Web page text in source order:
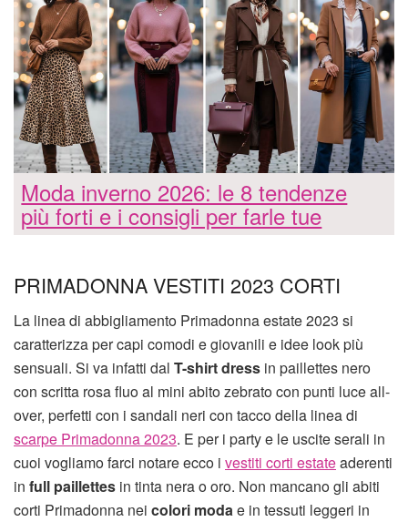
Moda inverno 2026: le 8 tendenze
più forti e i consigli per farle tue
PRIMADONNA VESTITI 2023 CORTI
La linea di abbigliamento Primadonna estate 2023 si
caratterizza per capi comodi e giovanili e idee look più
sensuali. Si va infatti dal T-shirt dress in paillettes nero
con scritta rosa fluo al mini abito zebrato con punti luce all-
over, perfetti con i sandali neri con tacco della linea di
scarpe Primadonna 2023. E per i party e le uscite serali in
cuoi vogliamo farci notare ecco i vestiti corti estateaderenti
in full paillettes in tinta nera o oro. Non mancano gli abiti
corti Primadonna nei colori modae in tessuti leggeri in